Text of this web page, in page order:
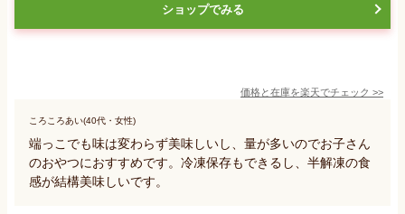
ショップでみる
価格と在庫を楽天でチェック >>
ころころあい(40代・女性)
端っこでも味は変わらず美味しいし、量が多いのでお子さん
のおやつにおすすめです。冷凍保存もできるし、半解凍の食
感が結構美味しいです。